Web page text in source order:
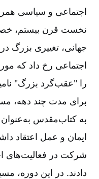
اجتماعی و سیاسی
نخست قرن بیستم،
جهانی، تغییری بزرگ
اجتماعی رخ داد که
را "عقب‌‌گرد بزرگ"
برای مدت چند دهه،
به کتاب‌‌مقدس به‌‌عنوان
ایمان و عمل اعتقاد
شرکت در فعالیت‌‌های
دادند. در این دوره،